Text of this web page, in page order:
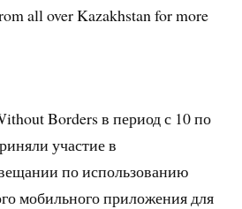
all over Kazakhstan for more
Borders в период с 10 по
участие в
по использованию
мобильного приложения для